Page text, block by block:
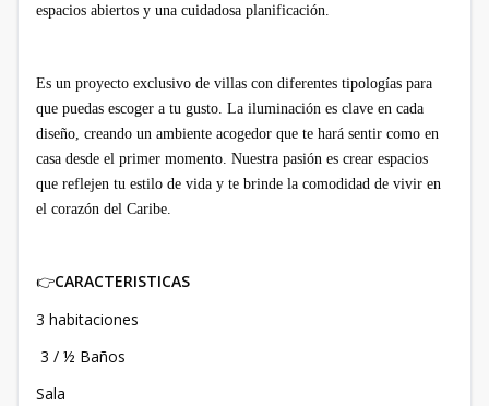
espacios abiertos y una cuidadosa planificación.
Es un proyecto exclusivo de villas con diferentes tipologías para
que puedas escoger a tu gusto. La iluminación es clave en cada
diseño, creando un ambiente acogedor que te hará sentir como en
casa desde el primer momento. Nuestra pasión es crear espacios
que reflejen tu estilo de vida y te brinde la comodidad de vivir en
el corazón del Caribe.
👉CARACTERISTICAS
3 habitaciones
3 / ½ Baños
Sala